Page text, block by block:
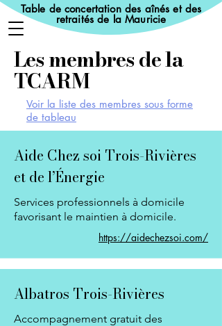
Table de concertation des aînés et des
retraités de la Mauricie
Les membres de la
TCARM
Voir la liste des membres sous forme
de tableau
Aide Chez soi Trois-Rivières
et de l’Énergie
Services professionnels à domicile
favorisant le maintien à domicile.
https://aidechezsoi.com/
Albatros Trois-Rivières
Accompagnement gratuit des